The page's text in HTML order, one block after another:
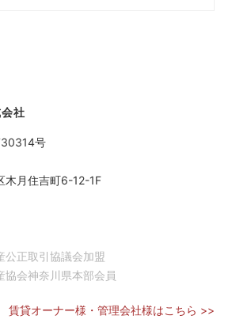
社
30314号
木月住吉町6-12-1F
公正取引協議会加盟
協会神奈川県本部会員
賃貸オーナー様・管理会社様はこちら >>